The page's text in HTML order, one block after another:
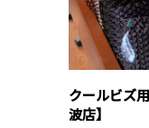
クールビズ
波店】